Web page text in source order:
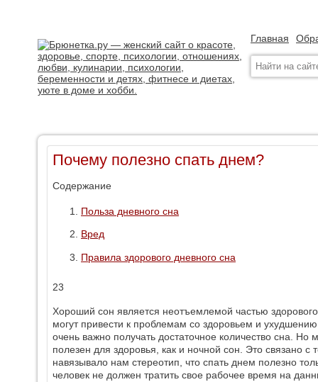
Главная
Почему полезно спать днем?
Содержание
Польза дневного сна
Вред
Правила здорового дневного сна
23
Хороший сон является неотъемлемой частью
могут привести к проблемам со здоровьем и
очень важно получать достаточное количество сна. Но
полезен для здоровья, как и ночной сон. Это связано
навязывало нам стереотип, что спать днем полезно
человек не должен тратить свое рабочее время на